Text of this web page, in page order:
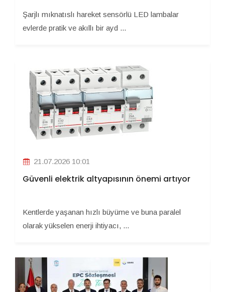
Şarjlı mıknatıslı hareket sensörlü LED lambalar
evlerde pratik ve akıllı bir ayd ...
21.07.2026 10:01
Güvenli elektrik altyapısının önemi artıyor
Kentlerde yaşanan hızlı büyüme ve buna paralel
olarak yükselen enerji ihtiyacı, ...